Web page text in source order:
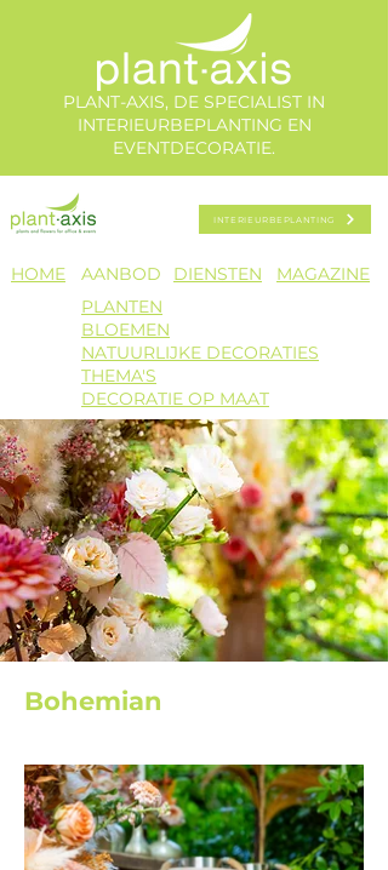
PLANT-AXIS, DE SPECIALIST IN
INTERIEURBEPLANTING EN
EVENTDECORATIE.
HOME​ AANBOD​
INTERIEURBEPLANTING
DIENSTEN
MAGAZINE
PLANTEN
BLOEMEN
NATUURLIJKE DECORATIES
THEMA'S
DECORATIE OP MAAT
Bohemian